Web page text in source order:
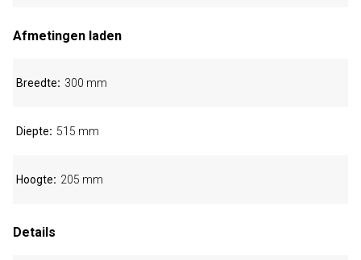
Afmetingen laden
Breedte 300 mm
Diepte 515 mm
Hoogte 205 mm
Details